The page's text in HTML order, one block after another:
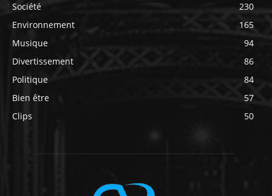
Société
230
Environnement
165
Musique
94
Divertissement
86
Politique
84
Bien être
57
Clips
50